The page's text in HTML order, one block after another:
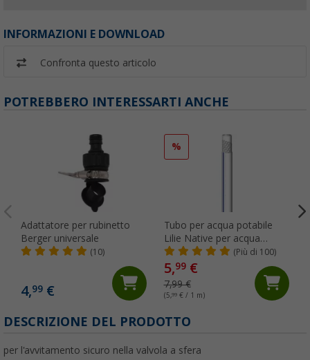
INFORMAZIONI E DOWNLOAD
Confronta questo articolo
POTREBBERO INTERESSARTI ANCHE
Adattatore per rubinetto
Berger universale
(10)
4,99 €
%
Tubo per acqua potabile
Lilie Native per acqua
fredda 10 x 15 mm al
metro
(Più di 100)
5,99€
7,99 €
(5,99€ / 1 m)
DESCRIZIONE DEL PRODOTTO
per l'avvitamento sicuro nella valvola a sfera